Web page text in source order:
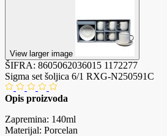
View larger image
ŠIFRA: 8605062036015 1172277
Sigma set šoljica 6/1 RXG-N250591C
Opis proizvoda
Zapremina: 140ml
Materijal: Porcelan